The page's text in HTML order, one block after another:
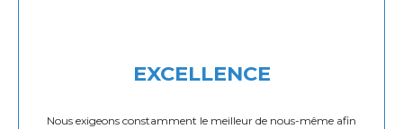
EXCELLENCE
Nous exigeons constamment le meilleur de nous-même afin